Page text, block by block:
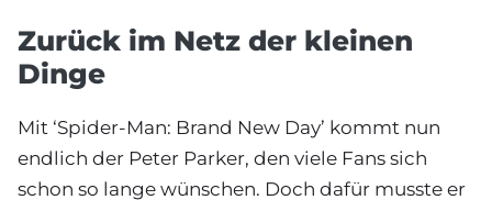
Zurück im Netz der kleinen
Dinge
Mit ‘Spider-Man: Brand New Day’ kommt nun
endlich der Peter Parker, den viele Fans sich
schon so lange wünschen. Doch dafür musste er